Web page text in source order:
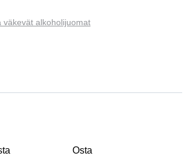
väkevät alkoholijuomat
Osta